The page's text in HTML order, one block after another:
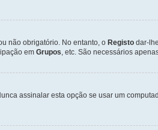
não obrigatório. No entanto, o Registo dar-
em Grupos, etc. São necessários
assinalar esta opção se usar um